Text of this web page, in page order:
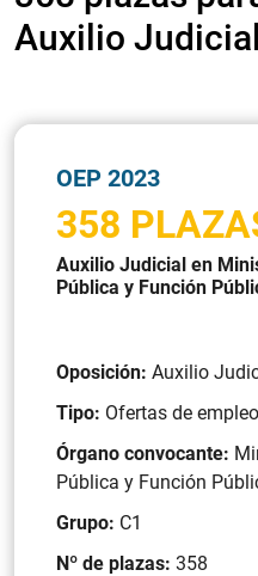
Auxilio Judicial
OEP 2023
358
Auxilio Judicial en
Pública y Función
Oposición: Auxilio
Tipo: Ofertas de
Órgano convocante:
Pública y Función
Grupo: C1
Nº de plazas: 358